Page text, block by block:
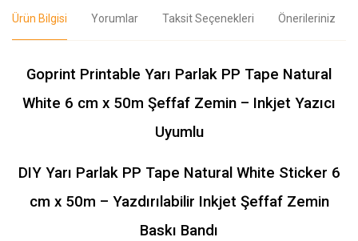
Ürün Bilgisi Yorumlar Taksit Seçenekleri Önerileriniz
Goprint Printable Yarı Parlak PP Tape Natural
White 6 cm x 50m Şeffaf Zemin – Inkjet Yazıcı
Uyumlu
DIY Yarı Parlak PP Tape Natural White Sticker 6
cm x 50m – Yazdırılabilir Inkjet Şeffaf Zemin
Baskı Bandı